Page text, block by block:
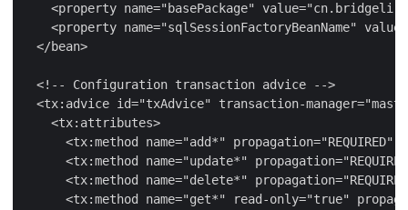
<property name="basePackage"
<property name="sqlSessionFactoryBeanName"
  </bean>
  <!-- Configuration transaction advice -->
<tx:advice id="txAdvice" transaction-
    <tx:attributes>
<tx:method name="add*" propagation="REQUIRED"
<tx:method name="update*"
<tx:method name="delete*"
<tx:method name="get*" read-only="true"